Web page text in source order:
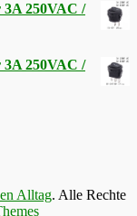
3A 250VAC /
3A 250VAC /
Alltag. Alle Rechte